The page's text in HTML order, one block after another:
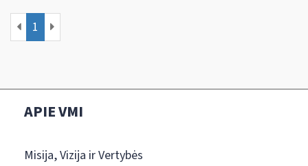
1
APIE VMI
Misija, Vizija ir Vertybės